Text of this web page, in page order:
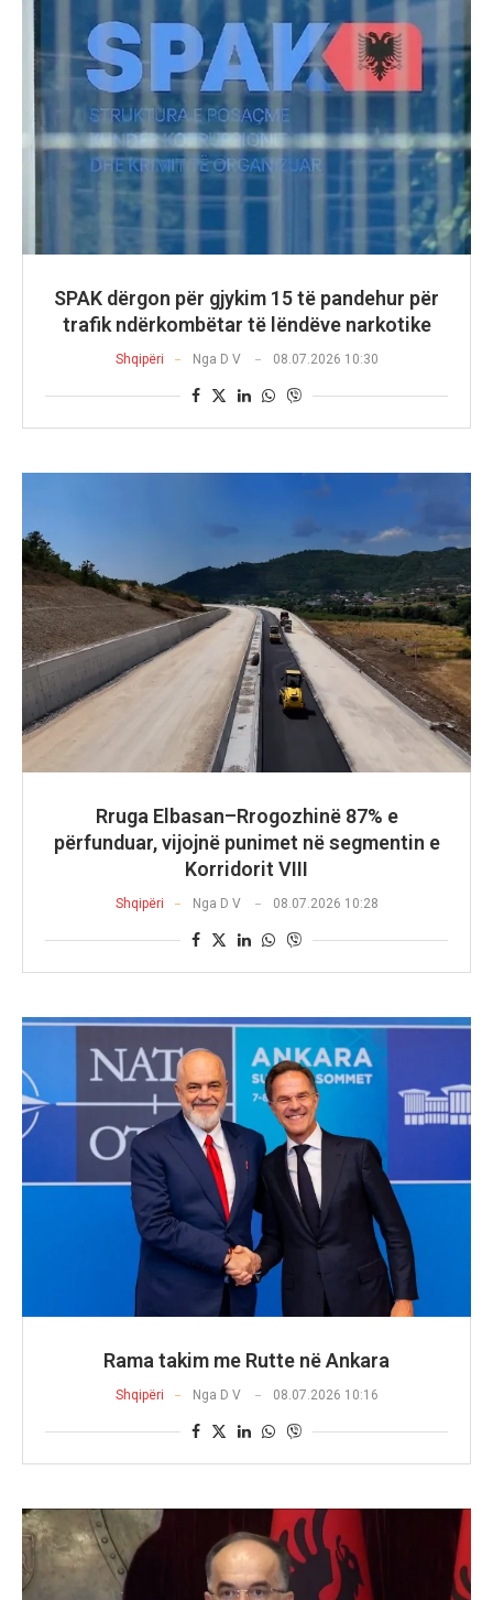
SPAK dërgon për gjykim 15 të pandehur për
trafik ndërkombëtar të lëndëve narkotike
Shqipëri Nga D V 08.07.2026 10:30
Rruga Elbasan–Rrogozhinë 87% e
përfunduar, vijojnë punimet në segmentin e
Korridorit VIII
Shqipëri Nga D V 08.07.2026 10:28
Rama takim me Rutte në Ankara
Shqipëri Nga D V 08.07.2026 10:16